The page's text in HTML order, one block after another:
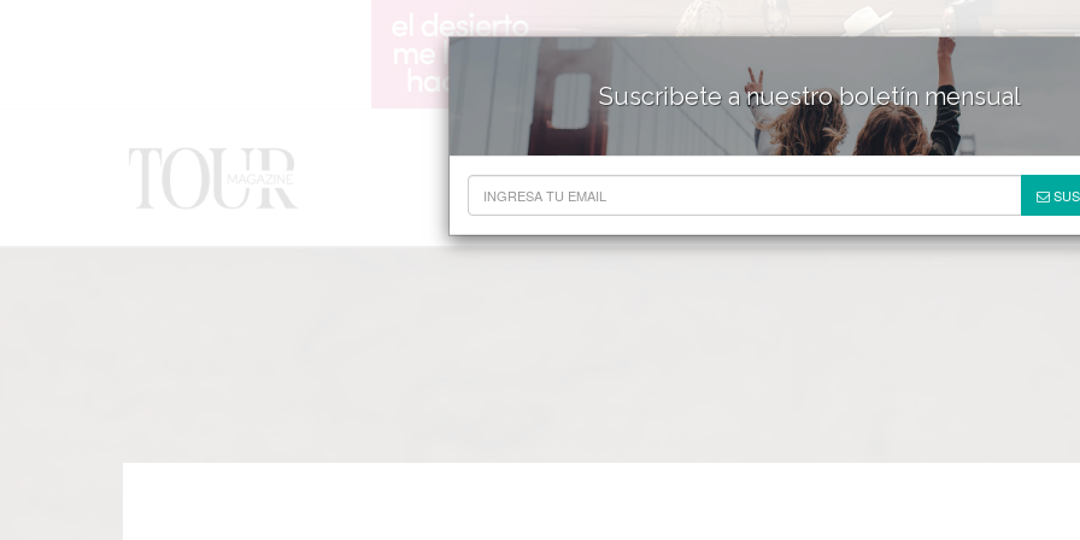
HOTELES & RESORTS
Suscribete a nuestro boletín mensual